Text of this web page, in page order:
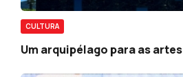
CULTURA
Um arquipélago para as artes